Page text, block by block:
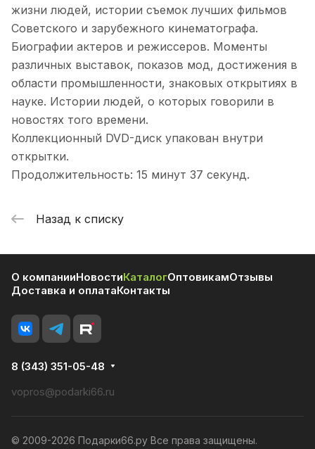
жизни людей, истории съемок лучших фильмов
Советского и зарубежного кинематографа.
Биографии актеров и режиссеров. Моменты
различных выставок, показов мод, достижения в
области промышленности, знаковых открытиях в
науке. Истории людей, о которых говорили в
новостях того времени.
Коллекционный DVD-диск упакован внутри
открытки.
Продолжительность: 15 минут 37 секунд.
Назад к списку
О компанииНовостиКаталогОптовикамОтзывы
Доставка и оплатаКонтакты
8 (343) 351-05-48
vopros@podarki66.ru
© 2009-2026 Подарки66.ру Все права защищены.